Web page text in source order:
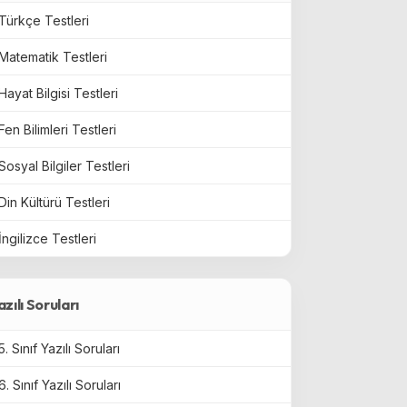
Türkçe Testleri
Testleri
Bilgisi Testleri
Bilimleri Testleri
Bilgiler Testleri
Kültürü Testleri
İngilizce Testleri
Soruları
Sınıf Yazılı Soruları
Sınıf Yazılı Soruları